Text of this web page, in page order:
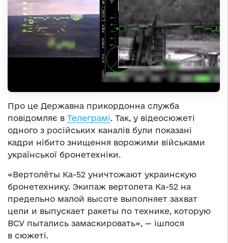
Про це Державна прикордонна служба
повідомляє в Телеграмі. Так, у відеосюжеті
одного з російських каналів були показані
кадри нібито знищення ворожими військами
української бронетехніки.
«Вертолёты Ка-52 уничтожают украинскую
бронетехнику. Экипаж вертолета Ка-52 на
предельно малой высоте выполняет захват
цели и выпускает ракеты по технике, которую
ВСУ пытались замаскировать», — ішлося
в сюжеті.